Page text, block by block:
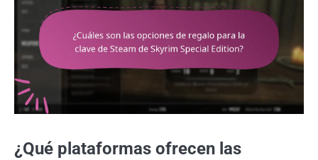
¿Qué plataformas ofrecen las